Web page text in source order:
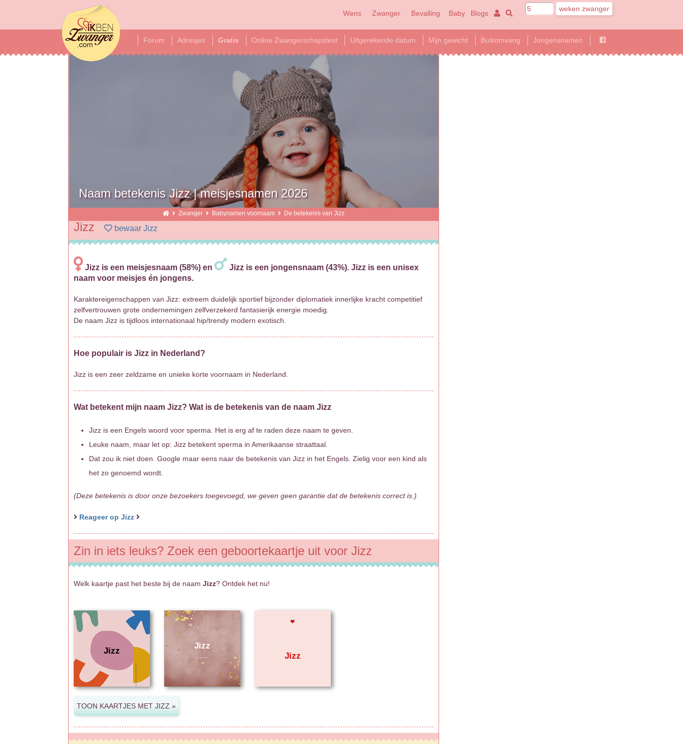
Wens Zwanger Bevalling Baby Blogs
Forum Adresjes Gratis Online Zwangerschapstest Uitgerekende datum Mijn gewicht Buikomvang Jongensnamen
Naam betekenis Jizz | meisjesnamen 2026
Zwanger Babynamen voornaam De betekenis van Jizz
Jizz bewaar Jizz
Jizz is een meisjesnaam (58%) en
Jizz is een jongensnaam (43%). Jizz is een unisex
naam voor meisjes én jongens.
Karaktereigenschappen van Jizz: extreem duidelijk sportief bijzonder diplomatiek innerlijke kracht competitief
zelfvertrouwen grote ondernemingen zelfverzekerd fantasierijk energie moedig.
De naam Jizz is tijdloos internationaal hip/trendy modern exotisch.
Hoe populair is Jizz in Nederland?
Jizz is een zeer zeldzame en unieke korte voornaam in Nederland.
Wat betekent mijn naam Jizz? Wat is de betekenis van de naam Jizz
Jizz is een Engels woord voor sperma. Het is erg af te raden deze naam te geven.
Leuke naam, maar let op: Jizz betekent sperma in Amerikaanse straattaal.
Dat zou ik niet doen. Google maar eens naar de betekenis van Jizz in het Engels. Zielig voor een kind als
het zo genoemd wordt.
(Deze betekenis is door onze bezoekers toegevoegd, we geven geen garantie dat de betekenis correct is.)
Reageer op Jizz
Zin in iets leuks? Zoek een geboortekaartje uit voor Jizz
Welk kaartje past het beste bij de naam Jizz? Ontdek het nu!
Jizz
Jizz
Jizz